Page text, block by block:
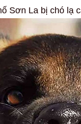
Sơn La bị chó lạ